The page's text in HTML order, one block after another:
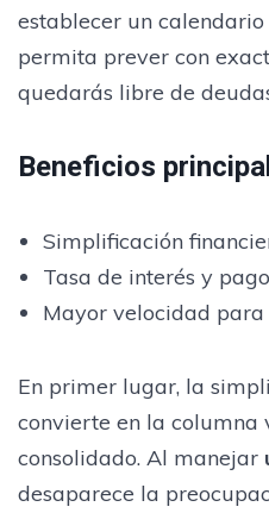
establecer un
permita prever con
quedarás libre de
Beneficios
Simplificación
Tasa de interés y
Mayor velocidad
En primer lugar, la
convierte en la
consolidado. Al manejar
desaparece la